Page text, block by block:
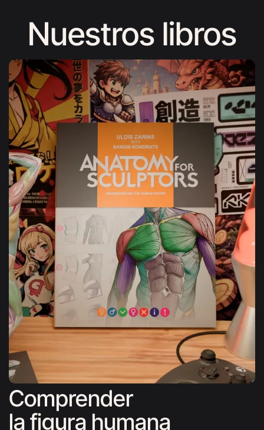
Nuestros libros
Comprender
la figura humana